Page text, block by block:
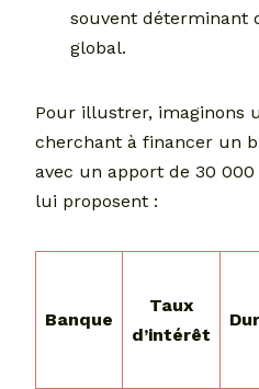
souvent déterminant
global.
Pour illustrer, imaginons
cherchant à financer un
avec un apport de 30
lui proposent :
Banque
Taux
d’intérêt